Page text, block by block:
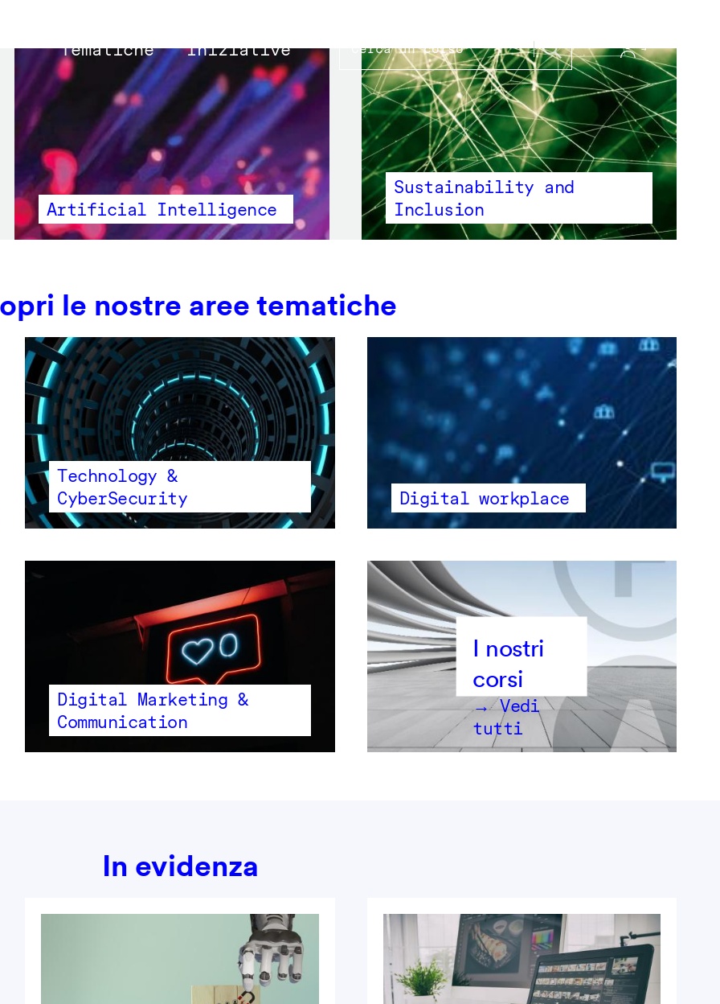
Main
navigation
Tematiche Iniziative
Artificial Intelligence
Sustainability and
Inclusion
le nostre aree tematiche
Technology &
CyberSecurity
Digital workplace
Digital Marketing &
Communication
→ Vedi
tutti
In evidenza